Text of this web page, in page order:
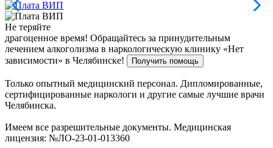
Не теряйте
драгоценное время! Обращайтесь за принудительным
лечением алкоголизма в наркологическую клинику «Нет
зависимости» в Челябинске!
Получить помощь
Только опытный медицинский персонал. Дипломированные,
сертифицированные наркологи и другие самые лучшие врачи
Челябинска.
Имеем все разрешительные документы. Медицинская
лицензия: №ЛО-23-01-013360